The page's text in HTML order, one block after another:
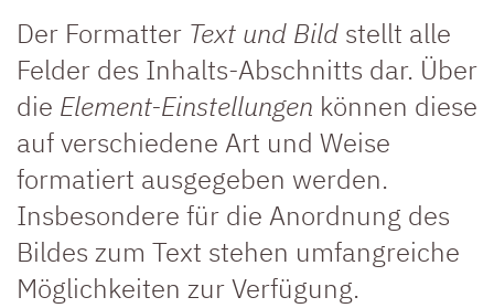
Der Formatter Text und Bild stellt alle
Felder des Inhalts-Abschnitts dar. Über
die Element-Einstellungen können diese
auf verschiedene Art und Weise
formatiert ausgegeben werden.
Insbesondere für die Anordnung des
Bildes zum Text stehen umfangreiche
Möglichkeiten zur Verfügung.